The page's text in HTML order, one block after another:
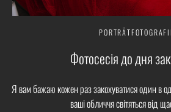
Фотосесія до дня
Я вам бажаю кожен раз закохуватися один в
ваші обличчя світяться від